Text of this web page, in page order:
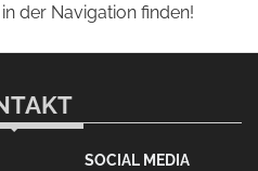
der Navigation finden!
SOCIAL MEDIA